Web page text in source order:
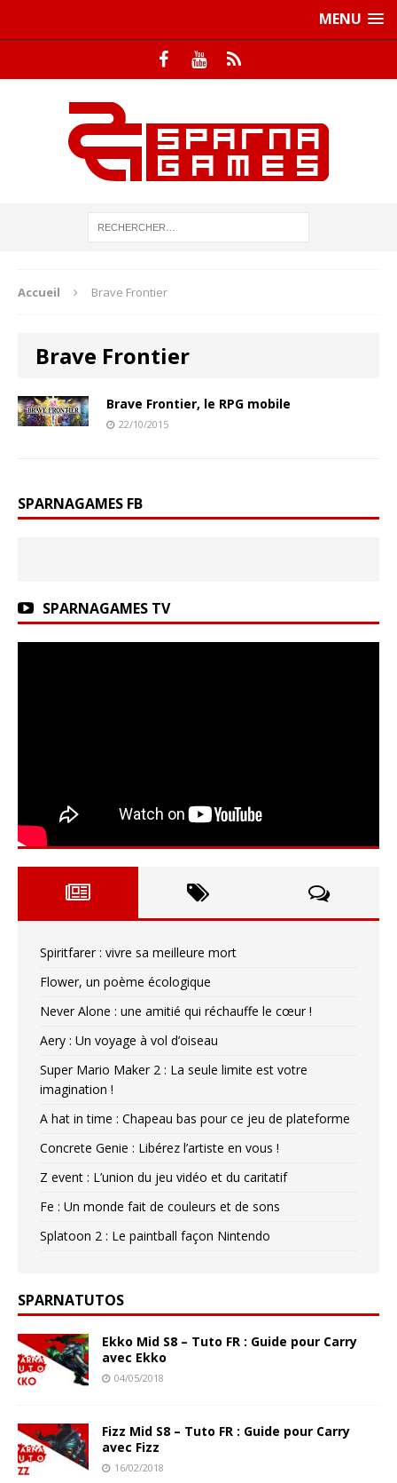
MENU
Accueil Brave Frontier
Brave Frontier
Brave Frontier, le RPG mobile
22/10/2015
SPARNAGAMES FB
SPARNAGAMES TV
Spiritfarer : vivre sa meilleure mort
Flower, un poème écologique
Never Alone : une amitié qui réchauffe le cœur !
Aery : Un voyage à vol d’oiseau
Super Mario Maker 2 : La seule limite est votre
imagination !
A hat in time : Chapeau bas pour ce jeu de plateforme
Concrete Genie : Libérez l’artiste en vous !
Z event : L’union du jeu vidéo et du caritatif
Fe : Un monde fait de couleurs et de sons
Splatoon 2 : Le paintball façon Nintendo
SPARNATUTOS
Ekko Mid S8 – Tuto FR : Guide pour Carry
avec Ekko
04/05/2018
Fizz Mid S8 – Tuto FR : Guide pour Carry
avec Fizz
16/02/2018